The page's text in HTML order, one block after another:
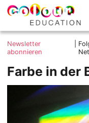
Skip
colour.education
Farbe
entdecken
Was ist
Ziele und Mitmachen
Kontakt
Impressum
Datenschutzerklärung
Newsletter
abonnieren
Farbe in der